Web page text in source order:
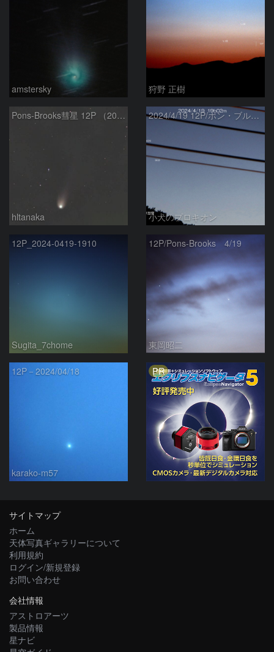
amstersky 狩野 正樹
Pons-Brooks彗星 12P （2024/04/08） 米国テキサス州
hltanaka
2024/4/19 12P/ポン・ブルックス彗星・木星・天王星
小犬のプロキオン
12P_2024-0419-1910
Sugita_7chome
12P/Pons-Brooks 4/19
東岡昭二
12P－2024/04/18
karako-m57
PR
サイトマップ
ホーム
天体写真ギャラリーについて
利用規約
ログイン/新規登録
お問い合わせ
会社情報
アストロアーツ
製品情報
星ナビ